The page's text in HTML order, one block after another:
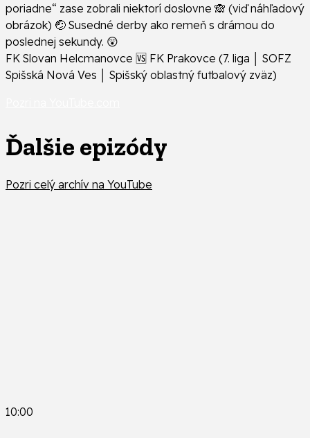
poriadne“ zase zobrali niektorí doslovne 🙈 (viď náhľadový
obrázok) 🤕 Susedné derby ako remeň s drámou do
poslednej sekundy. 😲
FK Slovan Helcmanovce 🆚 FK Prakovce (7. liga │ SOFZ
Spišská Nová Ves │ Spišský oblastný futbalový zväz)
Ďalšie epizódy
Pozri celý archív na YouTube
10:00